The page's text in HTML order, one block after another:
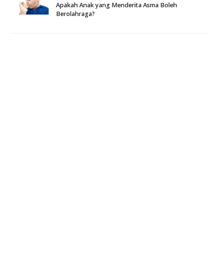
Apakah Anak yang Menderita Asma Boleh
Berolahraga?